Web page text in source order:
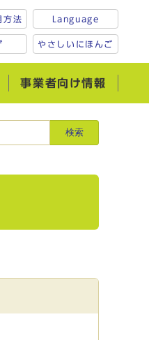
方法 Language
やさしいにほんご
事業者向け情報
検索